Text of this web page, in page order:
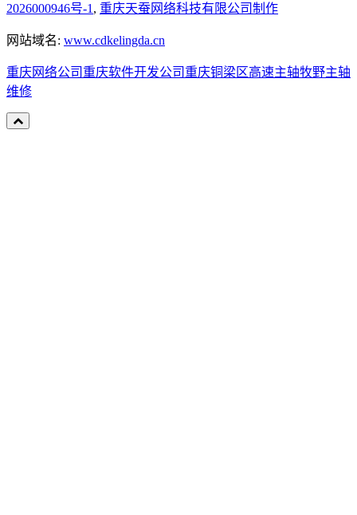
2026000946号-1 , 重庆天蚕网络科技有限公司制作
网站域名: www.cdkelingda.cn
重庆网络公司 重庆软件开发公司 重庆铜梁区高速主轴牧野主轴
维修